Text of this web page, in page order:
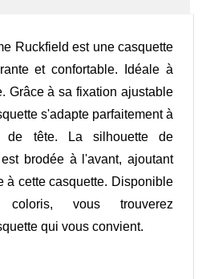
Ruckfield est une casquette
et confortable. Idéale à
Grâce à sa fixation ajustable
s'adapte parfaitement à
de tête. La silhouette de
brodée à l'avant, ajoutant
à cette casquette. Disponible
vous trouverez
qui vous convient.